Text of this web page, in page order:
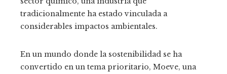
tradicionalmente ha estado vinculada a
considerables impactos ambientales.
En un mundo donde la sostenibilidad se ha
convertido en un tema prioritario, Moeve, una